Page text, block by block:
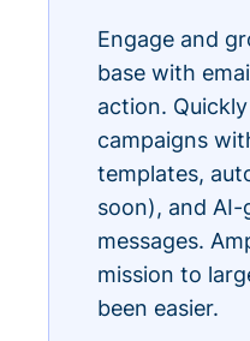
Engage and
base with
action.
campaigns
templates,
soon), and AI-
messages.
mission to
been easier.